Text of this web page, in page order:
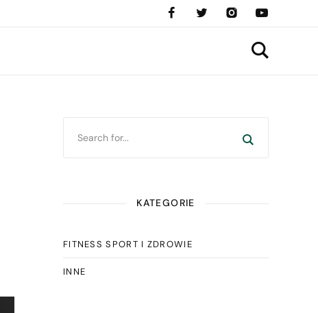
KATEGORIE
FITNESS SPORT I ZDROWIE
INNE